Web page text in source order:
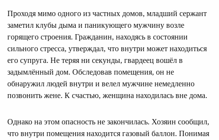
Проходя мимо одного из частных домов, младший сержант
заметил клубы дыма и паникующего мужчину возле
горящего строения. Гражданин, находясь в состоянии
сильного стресса, утверждал, что внутри может находиться
его супруга. Не теряя ни секунды, гвардеец вошёл в
задымлённый дом. Обследовав помещения, он не
обнаружил людей внутри и велел мужчине немедленно
позвонить жене. К счастью, женщина находилась вне дома.
Однако на этом опасность не закончилась. Хозяин сообщил,
что внутри помещения находится газовый баллон. Понимая